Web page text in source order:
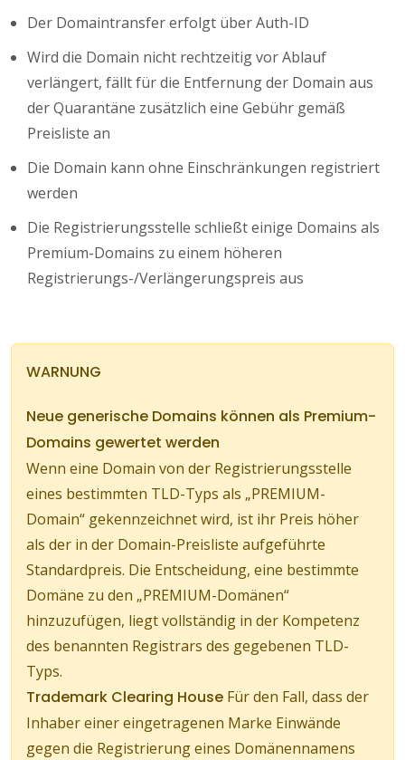
Der Domaintransfer erfolgt über Auth-ID
Wird die Domain nicht rechtzeitig vor Ablauf
verlängert, fällt für die Entfernung der Domain aus
der Quarantäne zusätzlich eine Gebühr gemäß
Preisliste an
Die Domain kann ohne Einschränkungen registriert
werden
Die Registrierungsstelle schließt einige Domains als
Premium-Domains zu einem höheren
Registrierungs-/Verlängerungspreis aus
WARNUNG
Neue generische Domains können als Premium-
Domains gewertet werden
Wenn eine Domain von der Registrierungsstelle
eines bestimmten TLD-Typs als „PREMIUM-
Domain“ gekennzeichnet wird, ist ihr Preis höher
als der in der Domain-Preisliste aufgeführte
Standardpreis. Die Entscheidung, eine bestimmte
Domäne zu den „PREMIUM-Domänen“
hinzuzufügen, liegt vollständig in der Kompetenz
des benannten Registrars des gegebenen TLD-
Typs.
Trademark Clearing House Für den Fall, dass der
Inhaber einer eingetragenen Marke Einwände
gegen die Registrierung eines Domänennamens